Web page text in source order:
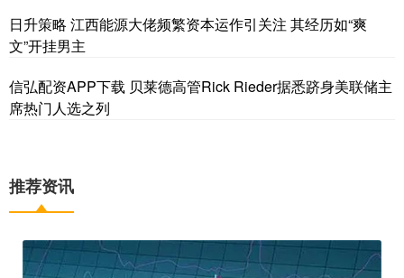
日升策略 江西能源大佬频繁资本运作引关注 其经历如“爽
文”开挂男主
信弘配资APP下载 贝莱德高管Rick Rieder据悉跻身美联储主
席热门人选之列
推荐资讯